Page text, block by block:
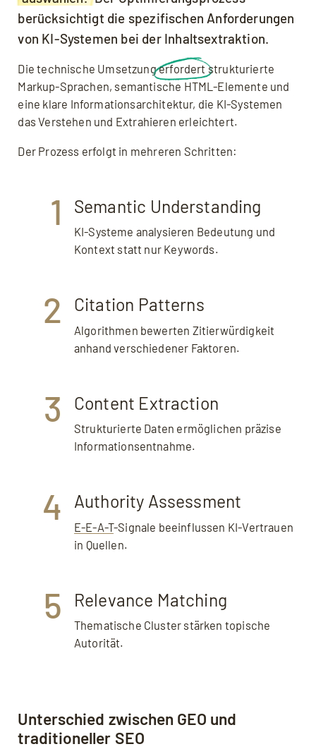
berücksichtigt die spezifischen Anforderungen
von KI-Systemen bei der Inhaltsextraktion.
Die technische Umsetzungerfordertstrukturierte
Markup-Sprachen, semantische HTML-Elemente und
eine klare Informationsarchitektur, die KI-Systemen
das Verstehen und Extrahieren erleichtert.
Der Prozess erfolgt in mehreren Schritten:
1 Semantic Understanding
KI-Systeme analysieren Bedeutung und
Kontext statt nur Keywords.
2 Citation Patterns
Algorithmen bewerten Zitierwürdigkeit
anhand verschiedener Faktoren.
3 Content Extraction
Strukturierte Daten ermöglichen präzise
Informationsentnahme.
4 Authority Assessment
E-E-A-T-Signale beeinflussen KI-Vertrauen
in Quellen.
5 Relevance Matching
Thematische Cluster stärken topische
Autorität.
Unterschied zwischen GEO und
traditioneller SEO